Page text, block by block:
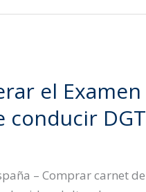
el Examen
conducir DGT
– Comprar carnet de